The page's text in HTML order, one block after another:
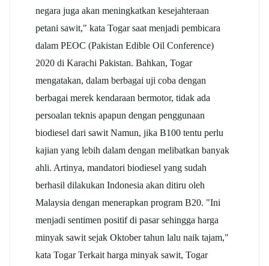
negara juga akan meningkatkan kesejahteraan
petani sawit," kata Togar saat menjadi pembicara
dalam PEOC (Pakistan Edible Oil Conference)
2020 di Karachi Pakistan. Bahkan, Togar
mengatakan, dalam berbagai uji coba dengan
berbagai merek kendaraan bermotor, tidak ada
persoalan teknis apapun dengan penggunaan
biodiesel dari sawit Namun, jika B100 tentu perlu
kajian yang lebih dalam dengan melibatkan banyak
ahli. Artinya, mandatori biodiesel yang sudah
berhasil dilakukan Indonesia akan ditiru oleh
Malaysia dengan menerapkan program B20. "Ini
menjadi sentimen positif di pasar sehingga harga
minyak sawit sejak Oktober tahun lalu naik tajam,"
kata Togar Terkait harga minyak sawit, Togar